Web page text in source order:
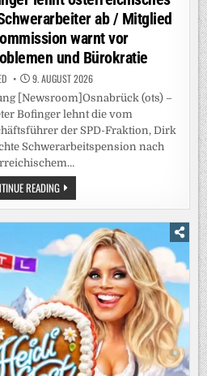
ab / Mitglied
warnt vor
und Bürokratie
9. AUGUST 2026
[Newsroom]Osnabrück (ots) –
Bofinger lehnt die vom
der SPD-Fraktion, Dirk
Schwerarbeitspension nach
READINGRENTENEXPERTE
BOFINGER
LEHNT
ÖSTERREICHISCHES
RENTEN-
MODELL
FÜR
SCHWERARBEITER
AB
/
MITGLIED
DER
RENTENKOMMISSION
WARNT
VOR
ABGRENZUNGSPROBLEMEN
UND
BÜROKRATIE